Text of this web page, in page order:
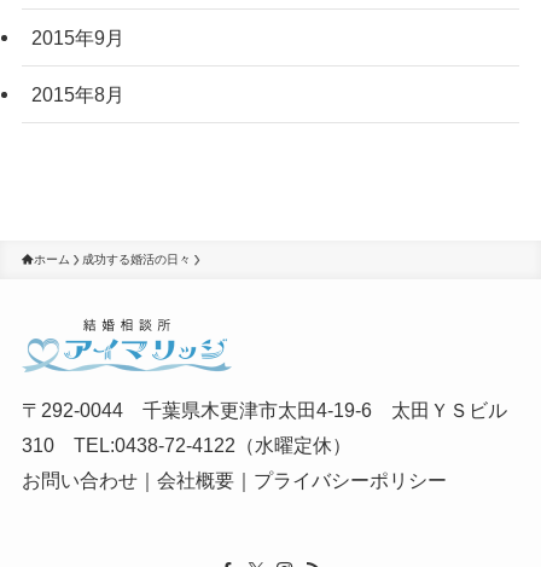
2015年9月
2015年8月
ホーム 成功する婚活の日々
〒292-0044 千葉県木更津市太田4-19-6 太田ＹＳビル
310 TEL:0438-72-4122（水曜定休）
お問い合わせ｜ 会社概要｜ プライバシーポリシー